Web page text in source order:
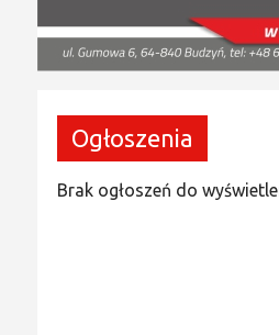
Ogłoszenia
Brak ogłoszeń do